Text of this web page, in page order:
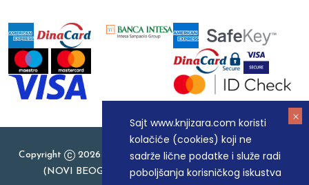
Sajt www.knjizara.com koristi
kolačiće (cookies) koji ne
sadrže lične podatke i služe radi
poboljšanja korisničkog iskustva
Copyright
2026 Knjizara.com - MAKART DOO BEOGRAD
(NOVI BEOGRAD), PIB: 105184104, MB: 20337524